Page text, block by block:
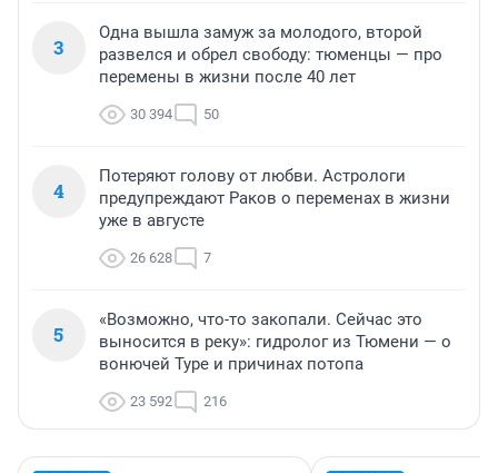
3
Одна вышла замуж за молодого, второй
развелся и обрел свободу: тюменцы — про
перемены в жизни после 40 лет
30 394 50
4
Потеряют голову от любви. Астрологи
предупреждают Раков о переменах в жизни
уже в августе
26 628 7
5
«Возможно, что-то закопали. Сейчас это
выносится в реку»: гидролог из Тюмени — о
вонючей Туре и причинах потопа
23 592 216